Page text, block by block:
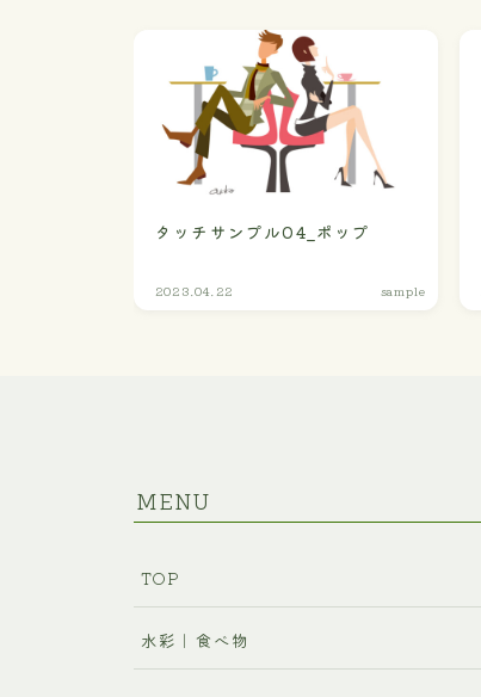
タッチサンプル04_ポップ
2023.04.22 sample
MENU
TOP
水彩｜食べ物